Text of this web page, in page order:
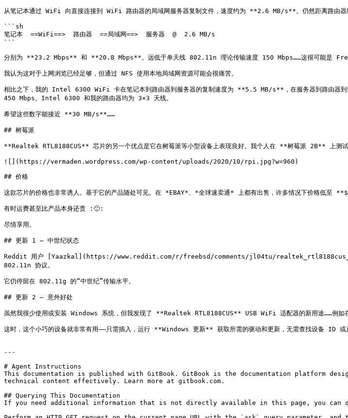
从笔记本通过 WiFi 向直接连接到 WiFi 路由器的局域网服务器复制文件，速度约为 **2.6 MB/s**。仍然距离路由
```sh
笔记本  ==WiFi==>  路由器  ==局域网==>  服务器  @  2.6 MB/s
```
分别为 **23.2 Mbps** 和 **20.8 Mbps**。远低于单天线 802.11n 理论传输速度 150 Mbps……这很可能是
我认为这对于上网浏览已经足够，但通过 NFS 使用本地局域网资源可能会很痛苦。
相比之下，我的 Intel 6300 WiFi 卡在笔记本到路由器到服务器的复制速度为 **5.5 MB/s**，在服务器到路由
450 Mbps。Intel 6300 和我的路由器均为 3×3 天线。
希望这些数字能接近 **30 MB/s**……
## 树莓派
**Realtek RTL8188CUS** 芯片的另一个优点是它在树莓派等小型设备上表现良好。我个人在 **树莓派 2B** 上测试
![](https://vermaden.wordpress.com/wp-content/uploads/2020/10/rpi.jpg?w=960)
## 价格
这款芯片的价格也非常诱人。基于它的产品随处可见。在 *EBAY*、*全球速卖通* 上都有出售，许多情况下价格低至
有时运费甚至比产品本身还贵 :🙂:
尽情享用。
## 更新 1 – 中世纪状态
Reddit 用户 [Yaazkal](https://www.reddit.com/r/freebsd/comments/jl04tu/
802.11n 协议。
它仍停留在 802.11g 的“中世纪”传输水平。
## 更新 2 – 意外好处
虽然我很少使用或安装 Windows 系统，但我发现了 **Realtek RTL8188CUS** USB WiFi 适配器的新用途……例如
这时，这个小巧的设备就非常有用——只需插入，运行 **Windows 更新** 获取所需的驱动和更新，无需查找设备 ID 或
---
# Agent Instructions
This documentation is published with GitBook. GitBook is the documentation platform
technical content effectively. Learn more at gitbook.com.
## Querying This Documentation
If you need additional information that is not directly available in this page, you can